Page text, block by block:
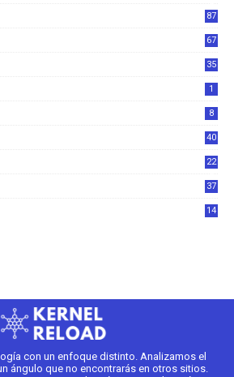
87
67
35
1
8
40
22
37
14
con un enfoque distinto. Analizamos el
ángulo que no encontrarás en otros sitios.